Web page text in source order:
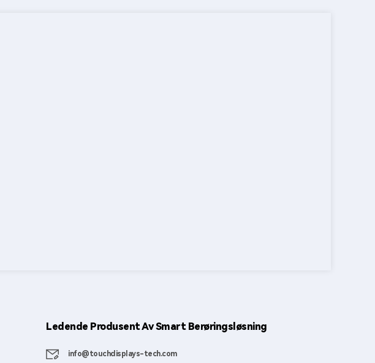
Ledende Produsent Av Smart Berøringsløsning
info@touchdisplays-tech.com